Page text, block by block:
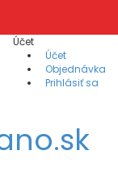
Účet
Účet
Objednávka
Prihlásiť sa